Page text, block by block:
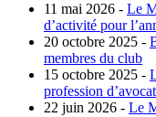
11 mai 2026 - Le
d’activité pour
20 octobre 2025 -
membres du club
15 octobre 2025 -
profession
22 juin 2026 - Le